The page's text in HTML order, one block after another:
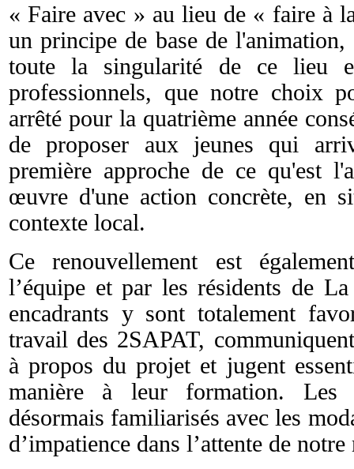
« Faire avec » au lieu de « faire à
un principe de base de
toute la singularité de ce lieu
professionnels, que notre choix
arrêté pour la quatrième année
de proposer aux jeunes qui
première approche de ce qu'est
œuvre d'une action concrète, en
contexte local.
Ce renouvellement est
l’équipe et par les résidents de
encadrants y sont totalement
travail des 2SAPAT,
à propos du projet et jugent
manière à leur formation. Les
désormais familiarisés avec les
d’impatience dans l’attente de notre